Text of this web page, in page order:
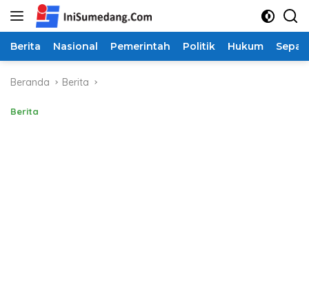
Langsung
Berita Nasional Pemerintah Politik Hukum
Beranda Berita
Berita